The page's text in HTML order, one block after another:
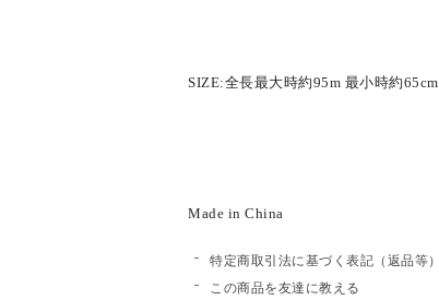
SIZE:全長最大時約95m 最小時約65cm
Made in China
特定商取引法に基づく表記（返品等）
この商品を友達に教える